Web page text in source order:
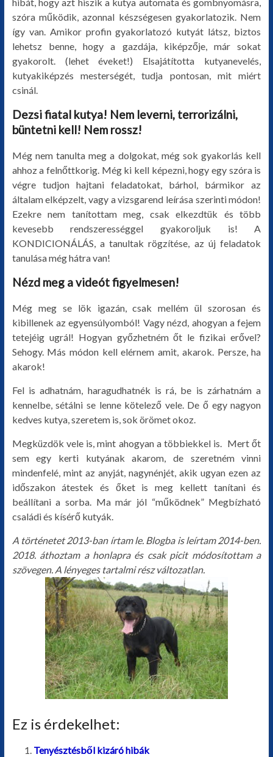
szóra működik, azonnal készségesen gyakorlatozik. Nem
így van. Amikor profin gyakorlatozó kutyát látsz, biztos
lehetsz benne, hogy a gazdája, kiképzője, már sokat
gyakorolt. (lehet éveket!) Elsajátította kutyanevelés,
kutyakiképzés mesterségét, tudja pontosan, mit miért
csinál.
Dezsi fiatal kutya! Nem leverni, terrorizálni,
büntetni kell! Nem rossz!
Még nem tanulta meg a dolgokat, még sok gyakorlás kell
ahhoz a felnőttkorig. Még ki kell képezni, hogy egy szóra is
végre tudjon hajtani feladatokat, bárhol, bármikor az
általam elképzelt, vagy a vizsgarend leírása szerinti módon!
Ezekre nem tanítottam meg, csak elkezdtük és több
kevesebb rendszerességgel gyakoroljuk is! A
KONDICIONÁLÁS, a tanultak rögzítése, az új feladatok
tanulása még hátra van!
Nézd meg a videót figyelmesen!
Még meg se lök igazán, csak mellém ül szorosan és
kibillenek az egyensúlyomból! Vagy nézd, ahogyan a fejem
tetejéig ugrál! Hogyan győzhetném őt le fizikai erővel?
Sehogy. Más módon kell elérnem amit, akarok. Persze, ha
akarok!
Fel is adhatnám, haragudhatnék is rá, be is zárhatnám a
kennelbe, sétálni se lenne kötelező vele. De ő egy nagyon
kedves kutya, szeretem is, sok örömet okoz.
Megküzdök vele is, mint ahogyan a többiekkel is. Mert őt
sem egy kerti kutyának akarom, de szeretném vinni
mindenfelé, mint az anyját, nagynénjét, akik ugyan ezen az
időszakon átestek és őket is meg kellett tanítani és
beállítani a sorba. Ma már jól “működnek” Megbízható
családi és kísérő kutyák.
A történetet 2013-ban írtam le. Blogba is leírtam 2014-ben.
2018. áthoztam a honlapra és csak picit módosítottam a
szövegen. A lényeges tartalmi rész változatlan.
Ez is érdekelhet:
Tenyésztésből kizáró hibák